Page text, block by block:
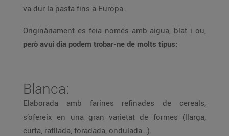
va dur la pasta fins a Europa.
Originàriament es feia només amb aigua, blat i ou,
però avui dia podem trobar-ne de molts tipus:
Blanca:
Elaborada amb farines refinades de cereals,
s’ofereix en una gran varietat de formes (llarga,
curta, ratllada, foradada, ondulada…).